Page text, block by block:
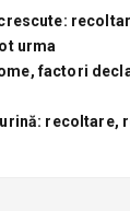
urma
factori
recoltare,